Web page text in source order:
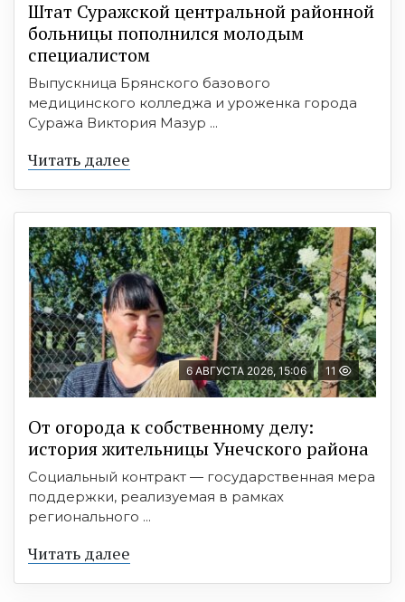
Штат Суражской центральной районной
больницы пополнился молодым
специалистом
Выпускница Брянского базового
медицинского колледжа и уроженка города
Суража Виктория Мазур ...
Читать далее
6 АВГУСТА 2026, 15:06 11
От огорода к собственному делу:
история жительницы Унечского района
Социальный контракт — государственная мера
поддержки, реализуемая в рамках
регионального ...
Читать далее